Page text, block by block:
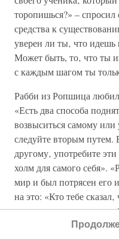
торопишься?» –
средства к
уверен ли ты‚ что
Может быть, то‚ что ты
с каждым шагом ты
Рабби из Ропшица
«Есть два способа
возвыситься самому или
следуйте вторым путем.
другому‚ употребите
холм для самого себя».
мир и был потрясен его
на это: «Кто тебе
ты видел лишь самого